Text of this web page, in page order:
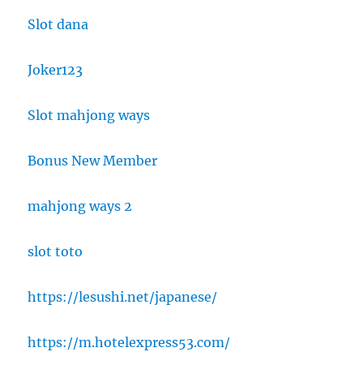
Slot dana
Joker123
Slot mahjong ways
Bonus New Member
mahjong ways 2
slot toto
https://lesushi.net/japanese/
https://m.hotelexpress53.com/